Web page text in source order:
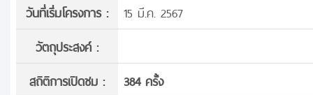
วันที่เริ่มโครงการ :
15 มี.ค. 2567
วัตถุประสงค์ :
สถิติการเปิดชม :
384 ครั้ง